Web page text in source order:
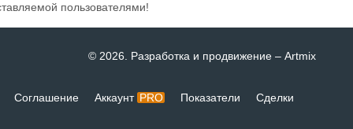
пользователями!
© 2026 . Разработка и продвижение – Artmix
Соглашение Аккаунт PRO Показатели Сделки